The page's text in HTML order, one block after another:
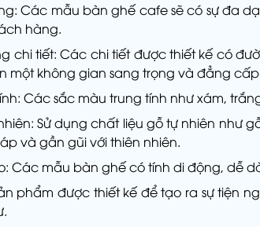
Các mẫu bàn ghế cafe sẽ có sự đa
hàng.
chi tiết: Các chi tiết được thiết kế có
một không gian sang trọng và đẳng
Các sắc màu trung tính như xám,
Sử dụng chất liệu gỗ tự nhiên như
và gần gũi với thiên nhiên.
Các mẫu bàn ghế có tính di động, dễ
phẩm được thiết kế để tạo ra sự tiện